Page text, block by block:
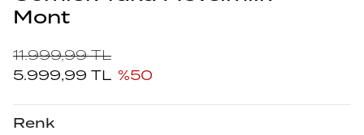
Mont
11.999,99 TL
5.999,99 TL %50
Renk